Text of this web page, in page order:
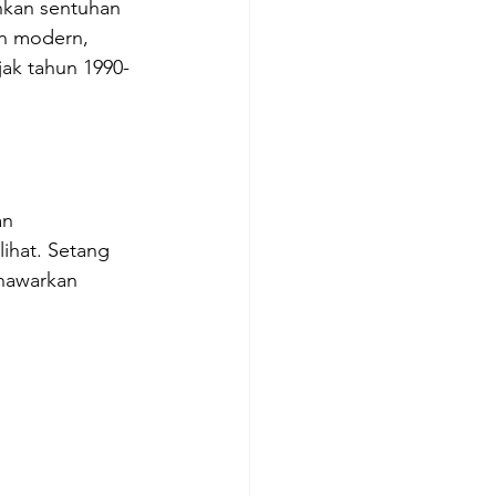
sentuhan
modern,
tahun 1990-
Setang